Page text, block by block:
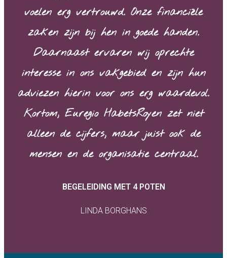
voelen erg vertrouwd. Onze financiële
zaken zijn bij hen in goede handen.
Daarnaast ervaren wij oprechte
interesse in ons vakgebied en zijn hun
adviezen hierin voor ons erg waardevol.
Kortom, Euregio HabetsRoyen zet niet
alleen de cijfers, maar juist ook de
mensen en de organisatie centraal.
BEGELEIDING MET 4 POTEN
LINDA BORGHANS